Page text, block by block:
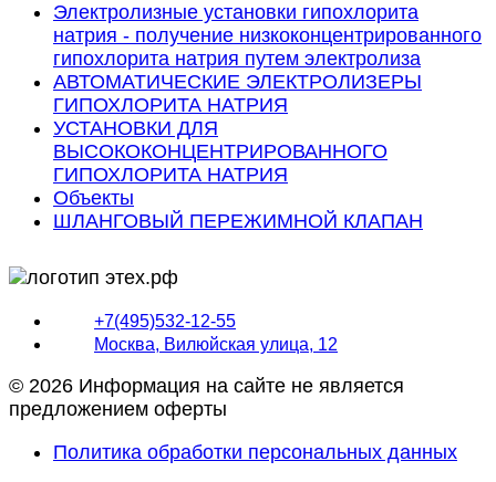
Электролизные установки гипохлорита
натрия - получение низкоконцентрированного
гипохлорита натрия путем электролиза
АВТОМАТИЧЕСКИЕ ЭЛЕКТРОЛИЗЕРЫ
ГИПОХЛОРИТА НАТРИЯ
УСТАНОВКИ ДЛЯ
ВЫСОКОКОНЦЕНТРИРОВАННОГО
ГИПОХЛОРИТА НАТРИЯ
Объекты
ШЛАНГОВЫЙ ПЕРЕЖИМНОЙ КЛАПАН
+7(495)532-12-55
Москва, Вилюйская улица, 12
© 2026 Информация на сайте не является
предложением оферты
Политика обработки персональных данных